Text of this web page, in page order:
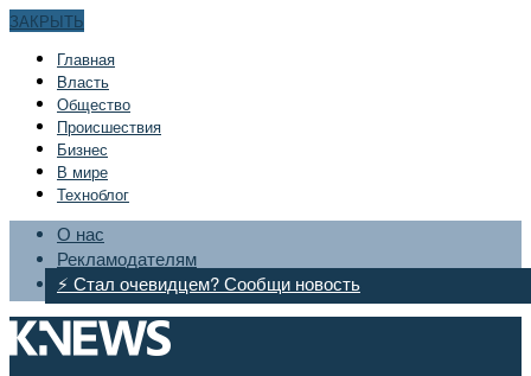
ЗАКРЫТЬ
Главная
Bласть
Общество
Происшествия
Бизнес
В мире
Техноблог
О нас
Рекламодателям
⚡ Стал очевидцем? Сообщи новость